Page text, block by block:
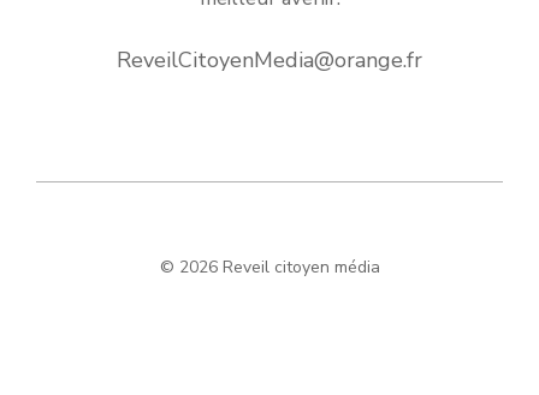
ReveilCitoyenMedia@orange.fr
© 2026 Reveil citoyen média